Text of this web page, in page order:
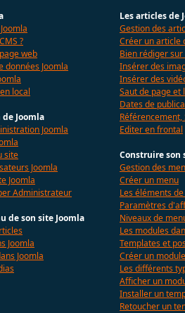
?
web
données Joomla
local
Joomla
Joomla
site
Joomla
Joomla
Administrateur
de son site Joomla
Joomla
Joomla
Les articles de
Gestion des
Créer un article
Bien rédiger
Insérer des
Insérer des
Saut de page et
Dates de
Référencement,
Editer en frontal
Construire son
Gestion des
Créer un menu
Les éléments
Paramètres
Niveaux de
Les modules
Templates et
Créer un module
Les différents
Afficher un
Installer un
Retoucher un